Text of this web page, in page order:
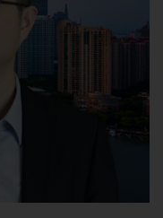
relevanten
Europäischen
von Gesetzen,
in
OGAW)
Richtlinie
61/EU)
die